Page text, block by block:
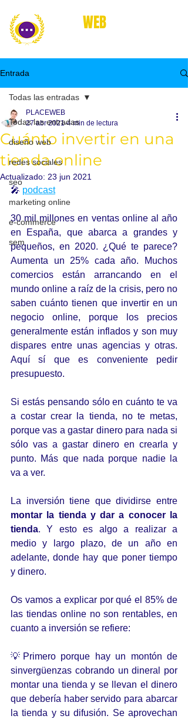
WEB
Entrada
Todas las entradas
diseño web
redes sociales
seo
marketing online
e-commerce
sem
Todas las entradas
Cuánto invertir en una
tienda online
PLACEWEB
27 abr 2021 4 min de lectura
Actualizado: 23 jun 2021
🎤 podcast
30 mil millones en ventas online al año
en España, que abarca a grandes y
pequeños, en 2020. ¿Qué te parece?
Aumenta un 25% cada año. Muchos
comercios están arrancando en el
mundo online a raíz de la crisis, pero no
saben cuánto tienen que invertir en un
negocio online, porque los precios
generalmente están inflados y son muy
dispares entre unas agencias y otras.
Aquí sí que es conveniente pedir
presupuesto.
Si estás pensando sólo en cuánto te va
a costar crear la tienda, no te metas,
porque vas a gastar dinero para nada si
sólo vas a gastar dinero en crearla y
punto. Más que nada porque nadie la
va a ver.
montar la tienda y dar a conocer la
tienda. Y esto es algo a realizar a
medio y largo plazo, de un año en
adelante, donde hay que poner tiempo
y dinero.
Os vamos a explicar por qué el 85% de
las tiendas online no son rentables, en
cuanto a inversión se refiere:
💡Primero porque hay un montón de
sinvergüenzas cobrando un dineral por
montar una tienda y se llevan el dinero
que debería haber servido para abarcar
la tienda y su difusión. Se aprovechan